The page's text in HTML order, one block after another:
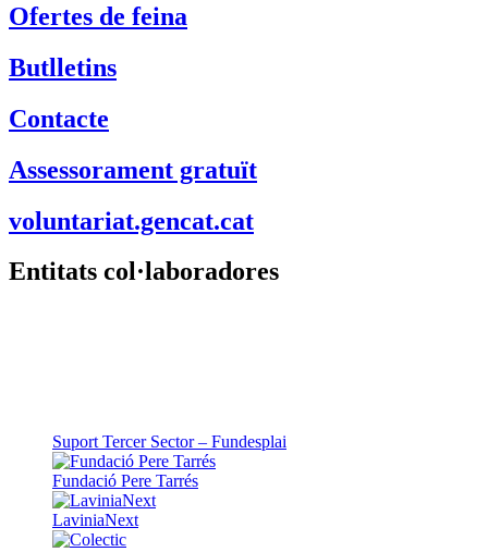
Ofertes de feina
Butlletins
Contacte
Assessorament gratuït
voluntariat.gencat.cat
Entitats col·laboradores
Suport Tercer Sector – Fundesplai
Fundació Pere Tarrés
LaviniaNext